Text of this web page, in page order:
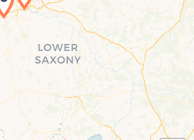
der Karte...